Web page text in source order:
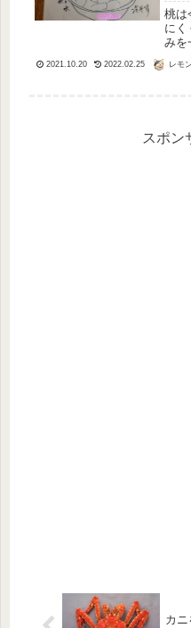
桃は
にく
みを
で
2021.10.20 2022.02.25 レモン
スポン
カ